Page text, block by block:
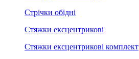
Стрічки обідні
Стяжки ексцентрикові
Стяжки ексцентрикові комплект